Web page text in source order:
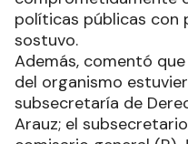
políticas públicas con
sostuvo.
Además, comentó
del organismo
subsecretaría de
Arauz; el